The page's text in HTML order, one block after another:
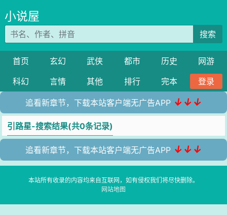
小说屋
搜索
首页 玄幻 武侠 都市 历史
网游
科幻
言情 其他 排行 完本 登录
追看新章节，下载本站客户端无广告APP ↓↓↓
引路星-搜索结果(共0条记录)
追看新章节，下载本站客户端无广告APP ↓↓↓
本站所有收录的内容均来自互联网，如有侵权我们将尽快删除。
网站地图